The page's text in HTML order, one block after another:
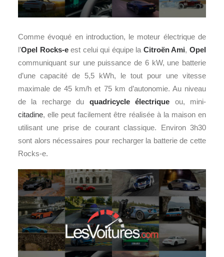
Comme évoqué en introduction, le moteur électrique de
l’Opel Rocks-eest celui qui équipe la Citroën Ami,Opel
communiquant sur une puissance de 6 kW, une batterie
d’une capacité de 5,5 kWh, le tout pour une vitesse
maximale de 45 km/h et 75 km d’autonomie. Au niveau
de la recharge du quadricycle électrique ou, mini-
citadine, elle peut facilement être réalisée à la maison en
utilisant une prise de courant classique. Environ 3h30
sont alors nécessaires pour recharger la batterie de cette
Rocks-e.